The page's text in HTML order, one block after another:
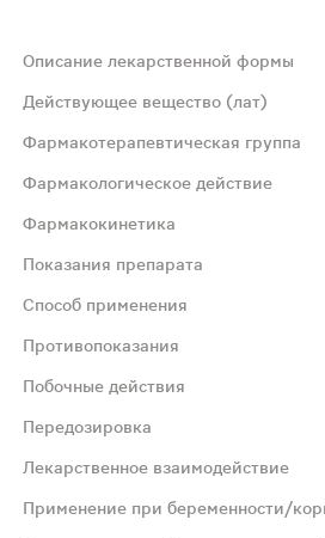
с риской; на
средство)
суставов и
– 1–3 раза в день, с
Описание лекарственной формы
Действующее вещество (лат)
Фармакотерапевтическая группа
Фармакологическое действие
Фармакокинетика
Показания препарата
Способ применения
Противопоказания
Побочные действия
Передозировка
Лекарственное взаимодействие
Применение при беременности/